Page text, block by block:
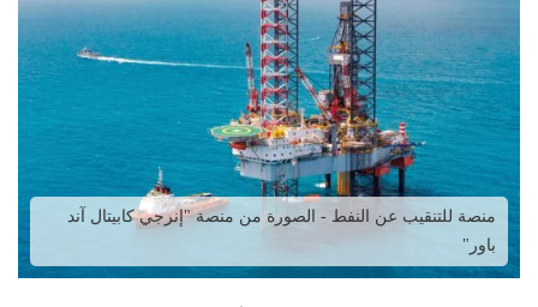
منصة للتنقيب عن النفط - الصورة من منصة "إنرجي كابيتال آند
باور"